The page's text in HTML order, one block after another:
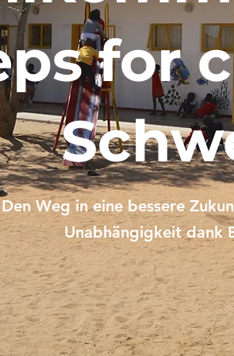
for
Den Weg in eine bessere
Unabhängigkeit dank